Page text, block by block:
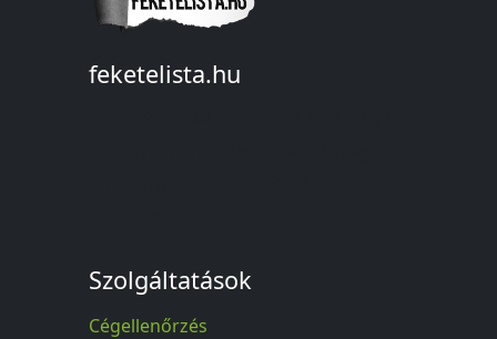
feketelista.hu
Szolgáltatások
Cégellenőrzés